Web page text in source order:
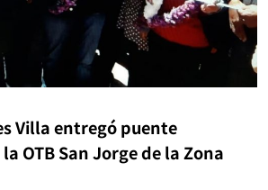
Villa entregó puente
OTB San Jorge de la Zona